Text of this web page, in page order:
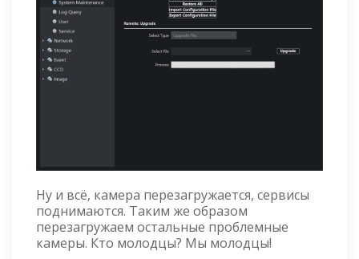
Ну и всё, камера перезагружается, сервисы
поднимаются. Таким же образом
перезагружаем остальные проблемные
камеры. Кто молодцы? Мы молодцы!